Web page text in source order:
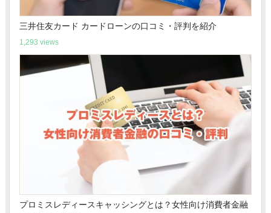
三井住友カード カードローンの口コミ・評判を紹介
1,293 views
プロミスレディースキャッシングとは？女性向け消費者金融